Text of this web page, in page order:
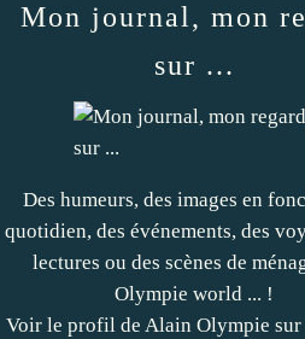
Mon journal, mon
sur ...
Des humeurs, des images en
quotidien, des événements, des
lectures ou des scènes de
Olympie world ... !
Voir le profil de Alain Olympie